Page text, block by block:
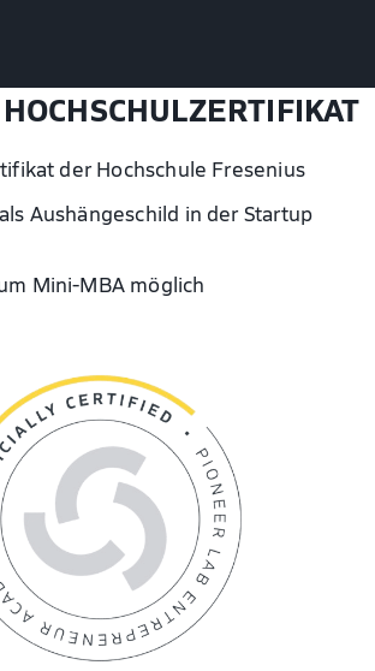
der Hochschule Fresenius
Aushängeschild in der Startup
Mini-MBA möglich